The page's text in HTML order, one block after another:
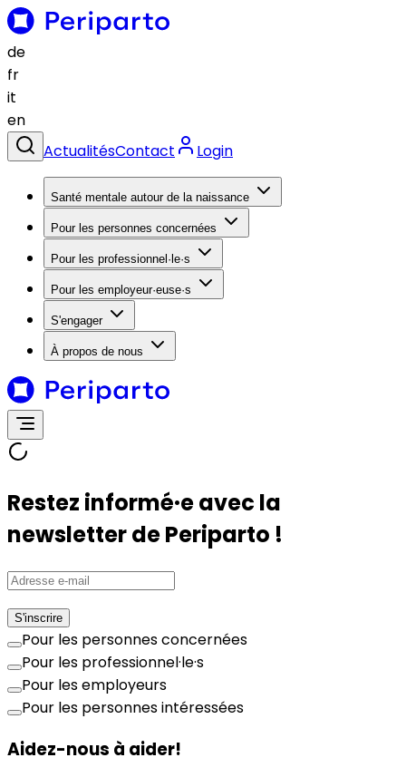
de
fr
it
en
ActualitésContact Login
Santé mentale autour de la naissance
Pour les personnes concernées
Pour les professionnel·le·s
Pour les employeur·euse·s
S'engager
À propos de nous
Restez informé·e avec la
newsletter de Periparto !
S'inscrire
Pour les personnes concernées
Pour les professionnel·le·s
Pour les employeurs
Pour les personnes intéressées
Aidez-nous à aider!